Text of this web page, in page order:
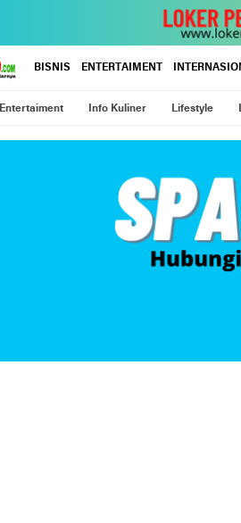
BISNIS ENTERTAIMENT
Entertaiment Info Kuliner Lifestyle